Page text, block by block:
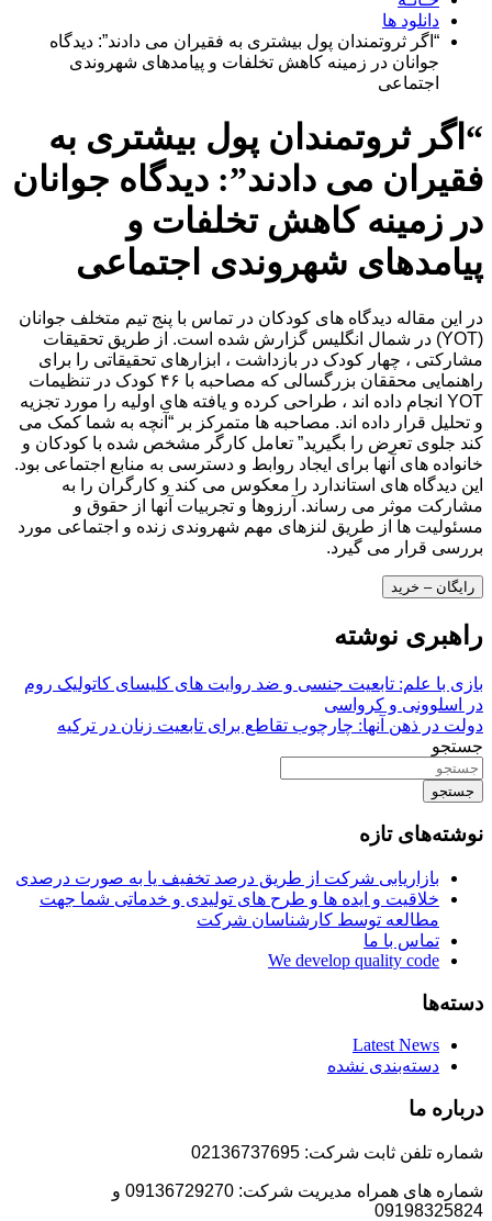
دانلود ها
“اگر ثروتمندان پول بیشتری به فقیران می دادند”: دیدگاه
جوانان در زمینه کاهش تخلفات و پیامدهای شهروندی
اجتماعی
“اگر ثروتمندان پول بیشتری به
فقیران می دادند”: دیدگاه جوانان
در زمینه کاهش تخلفات و
پیامدهای شهروندی اجتماعی
در این مقاله دیدگاه های کودکان در تماس با پنج تیم متخلف جوانان
(YOT) در شمال انگلیس گزارش شده است. از طریق تحقیقات
مشارکتی ، چهار کودک در بازداشت ، ابزارهای تحقیقاتی را برای
راهنمایی محققان بزرگسالی که مصاحبه با ۴۶ کودک در تنظیمات
YOT انجام داده اند ، طراحی کرده و یافته های اولیه را مورد تجزیه
و تحلیل قرار داده اند. مصاحبه ها متمرکز بر “آنچه به شما کمک می
کند جلوی تعرض را بگیرید” تعامل کارگر مشخص شده با کودکان و
خانواده های آنها برای ایجاد روابط و دسترسی به منابع اجتماعی بود.
این دیدگاه های استاندارد را معکوس می کند و کارگران را به
مشارکت موثر می رساند. آرزوها و تجربیات آنها از حقوق و
مسئولیت ها از طریق لنزهای مهم شهروندی زنده و اجتماعی مورد
بررسی قرار می گیرد.
رایگان – خرید
راهبری نوشته
بازی با علم: تابعیت جنسی و ضد روایت های کلیسای کاتولیک روم
در اسلوونی و کرواسی
دولت در ذهن آنها: چارچوب تقاطع برای تابعیت زنان در ترکیه
جستجو
جستجو
نوشته‌های تازه
بازاریابی شرکت از طریق درصد تخفیف یا به صورت درصدی
خلاقیت و ایده ها و طرح های تولیدی و خدماتی شما جهت
مطالعه توسط کارشناسان شرکت
تماس با ما
We develop quality code
دسته‌ها
Latest News
دسته‌بندی نشده
درباره ما
شماره تلفن ثابت شرکت: 02136737695
شماره های همراه مدیریت شرکت: 09136729270 و
09198325824